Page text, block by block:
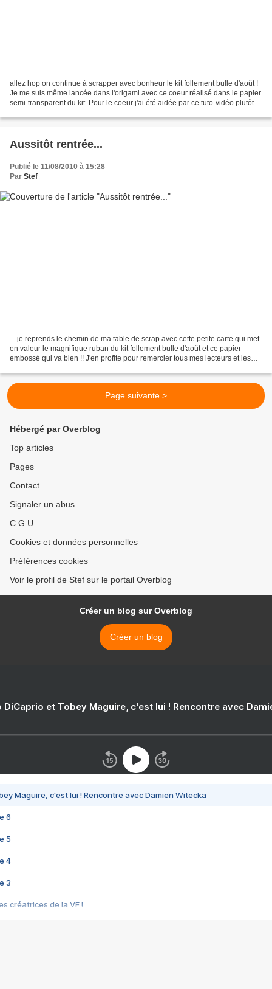
allez hop on continue à scrapper avec bonheur le kit follement bulle d'août !
Je me suis même lancée dans l'origami avec ce coeur réalisé dans le papier
semi-transparent du kit. Pour le coeur j'ai été aidée par ce tuto-vidéo plutôt
Aussitôt rentrée...
Publié le 11/08/2010 à 15:28
Par Stef
... je reprends le chemin de ma table de scrap avec cette petite carte qui met
en valeur le magnifique ruban du kit follement bulle d'août et ce papier
embossé qui va bien !! J'en profite pour remercier tous mes lecteurs et les
Page suivante >
Hébergé par Overblog
Top articles
Pages
Contact
Signaler un abus
C.G.U.
Cookies et données personnelles
Préférences cookies
Voir le profil de Stef sur le portail Overblog
Créer un blog sur Overblog
Créer un blog
DiCaprio et Tobey Maguire, c'est lui ! Rencontre avec
Maguire, c'est lui ! Rencontre avec Damien Witecka
6
5
4
3
créatrices de la VF !